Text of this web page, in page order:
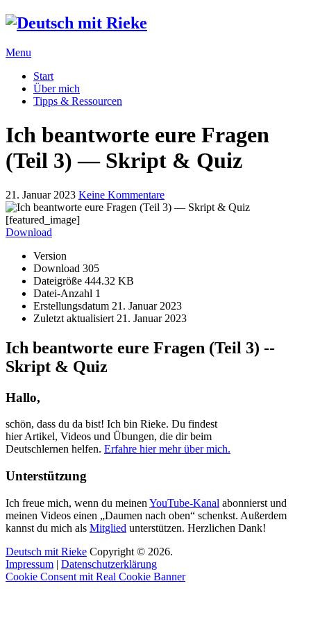
Menu
Start
Über mich
Tipps & Ressourcen
Ich beantworte eure Fragen
(Teil 3) — Skript & Quiz
21. Januar 2023 Keine Kommentare
[featured_image]
Download
Version
Download 305
Dateigröße 444.32 KB
Datei-Anzahl 1
Erstellungsdatum 21. Januar 2023
Zuletzt aktualisiert 21. Januar 2023
Ich beantworte eure Fragen (Teil 3) --
Skript & Quiz
Hallo,
schön, dass du da bist! Ich bin Rieke. Du findest
hier Artikel, Videos und Übungen, die dir beim
Deutschlernen helfen. Erfahre hier mehr über mich.
Unterstützung
Ich freue mich, wenn du meinen YouTube-Kanal abonnierst und
meinen Videos einen „Daumen nach oben“ schenkst. Außerdem
kannst du mich als Mitglied unterstützen. Herzlichen Dank!
Deutsch mit Rieke Copyright © 2026.
Impressum | Datenschutzerklärung
Cookie Consent mit Real Cookie Banner